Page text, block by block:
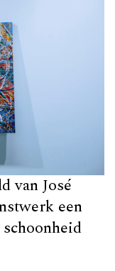
van José
een